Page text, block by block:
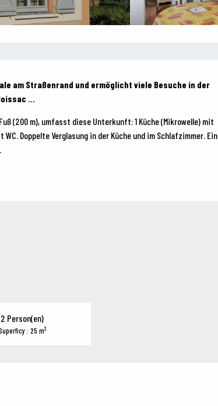
am Straßenrand und ermöglicht viele Besuche in der
...
(200 m), umfasst diese Unterkunft: 1 Küche (Mikrowelle) mit
WC. Doppelte Verglasung in der Küche und im Schlafzimmer. Ein
2 Person(en)
: 25 m2